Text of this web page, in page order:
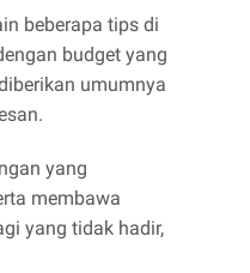
beberapa tips di
budget yang
umumnya
yang
membawa
yang tidak hadir,